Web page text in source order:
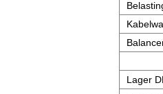
Lager